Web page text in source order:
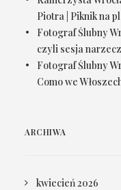
Piotra | Piknik na
Fotograf Ślubny
czyli sesja
Fotograf Ślubny
Como we
ARCHIWA
kwiecień 2026